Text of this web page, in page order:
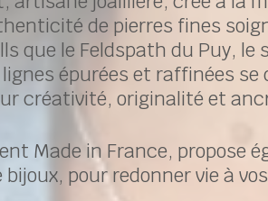
de pierres fines
que le Feldspath du Puy, le
épurées et raffinées
créativité, originalité et
Made in France, propose
pour redonner vie à